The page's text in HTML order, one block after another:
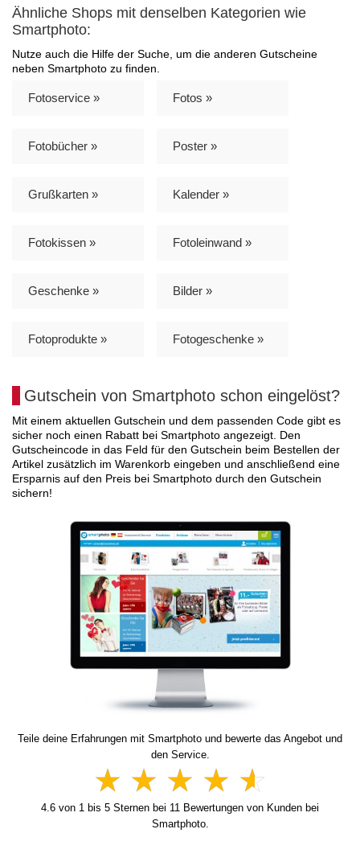
Ähnliche Shops mit denselben Kategorien wie
Smartphoto:
Nutze auch die Hilfe der Suche, um die anderen Gutscheine
neben Smartphoto zu finden.
Fotoservice » Fotos »
Fotobücher » Poster »
Grußkarten » Kalender »
Fotokissen » Fotoleinwand »
Geschenke » Bilder »
Fotoprodukte » Fotogeschenke »
Gutschein von Smartphoto schon eingelöst?
Mit einem aktuellen Gutschein und dem passenden Code gibt es
sicher noch einen Rabatt bei Smartphoto angezeigt. Den
Gutscheincode in das Feld für den Gutschein beim Bestellen der
Artikel zusätzlich im Warenkorb eingeben und anschließend eine
Ersparnis auf den Preis bei Smartphoto durch den Gutschein
sichern!
Teile deine Erfahrungen mit Smartphoto und bewerte das Angebot und
den Service.
4.6 von 1 bis 5 Sternen bei 11 Bewertungen von Kunden bei
Smartphoto.